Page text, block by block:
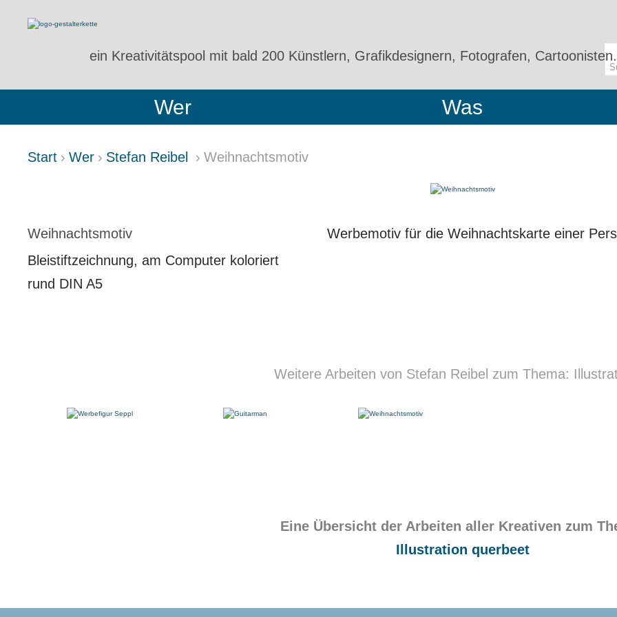
ein Kreativitätspool mit bald 200 Künstlern, Grafikdesignern, Fotografen,
Wer Was
Start Wer Stefan Reibel Weihnachtsmotiv
Weihnachtsmotiv
Bleistiftzeichnung, am Computer koloriert
rund DIN A5
Werbemotiv für die Weihnachtskarte einer
Weitere Arbeiten von Stefan Reibel zum Thema:
Eine Übersicht der Arbeiten aller Kreativen zum
Illustration querbeet